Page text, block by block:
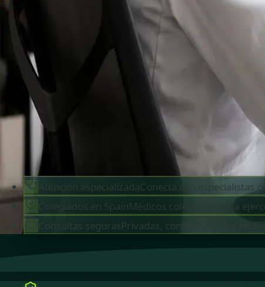
Conoce a
nuestros
registrados
especialistas.
Especialistas colegiados para ejercer en Spain,
disponibles para consultas en línea seguras.
Reservar cita Ver perfiles
Atención especializadaConecta con especialistas
Colegiados en SpainMédicos colegiados para
Consultas segurasPrivadas, confidenciales y